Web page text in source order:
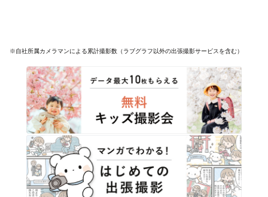
※自社所属カメラマンによる累計撮影数（ラブグラフ以外の出張撮影サービスを含む）